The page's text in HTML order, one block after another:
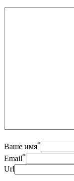
Ваше имя*
Email*
Url